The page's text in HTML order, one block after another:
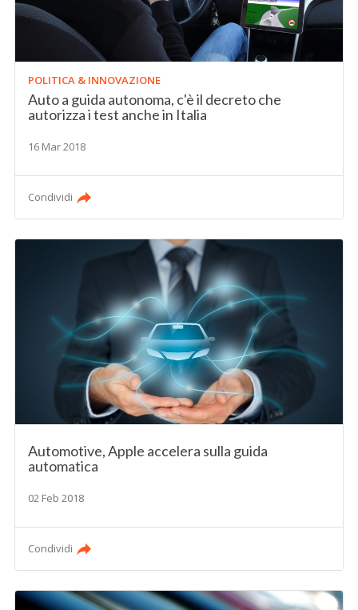
POLITICA & INNOVAZIONE
Auto a guida autonoma, c'è il decreto che
autorizza i test anche in Italia
16 Mar 2018
Condividi
Automotive, Apple accelera sulla guida
automatica
02 Feb 2018
Condividi